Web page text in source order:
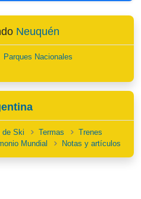
Neuquén
Parques Nacionales
de Ski Termas
Trenes
Mundial Notas y artículos